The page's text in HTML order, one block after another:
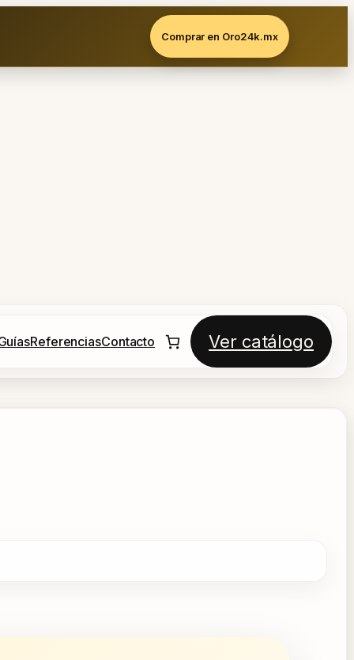
Comprar en Oro24k.mx
ReferenciasContacto Ver catálogo